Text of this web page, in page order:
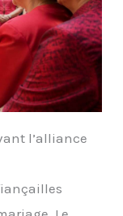
l’alliance